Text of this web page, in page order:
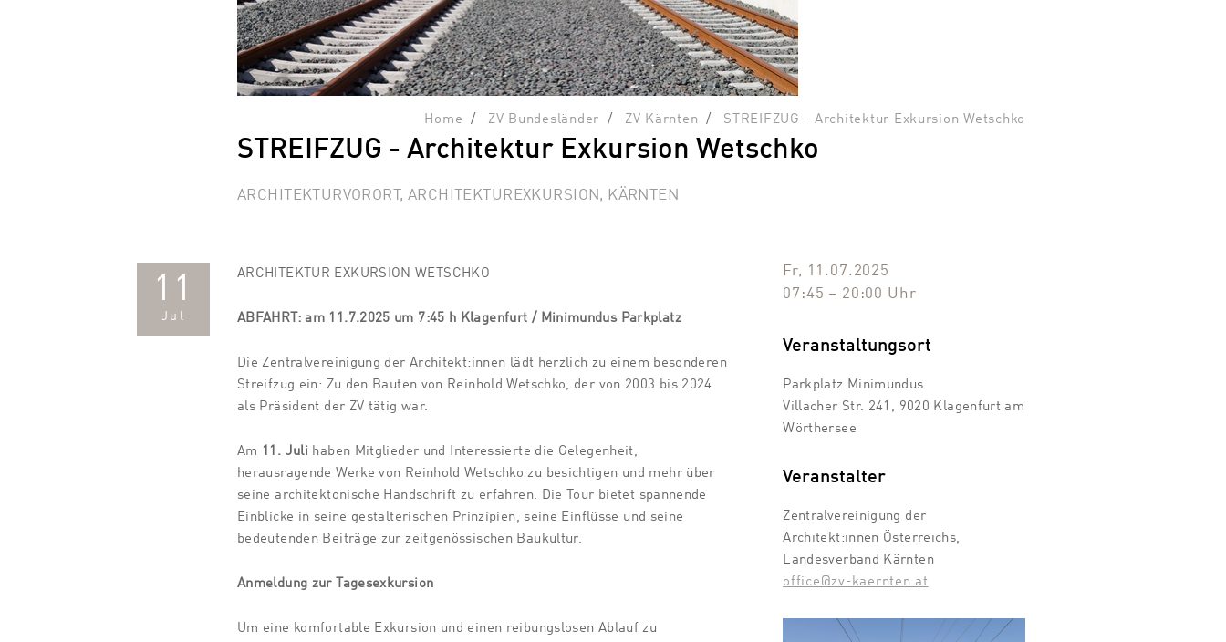
Home ZV Bundesländer ZV Kärnten STREIFZUG - Architektur Exkursion Wetschko
STREIFZUG - Architektur Exkursion Wetschko
ARCHITEKTURVORORT, ARCHITEKTUREXKURSION, KÄRNTEN
11
Jul
Fr, 11.07.2025
07:45 – 20:00 Uhr
Veranstaltungsort
Parkplatz Minimundus
Villacher Str. 241, 9020 Klagenfurt am
Wörthersee
Veranstalter
Zentralvereinigung der
Architekt:innen Österreichs,
Landesverband Kärnten
office@zv-kaernten.at
ARCHITEKTUR EXKURSION WETSCHKO
ABFAHRT: am 11.7.2025 um 7:45 h Klagenfurt / Minimundus Parkplatz
Die Zentralvereinigung der Architekt:innen lädt herzlich zu einem besonderen
Streifzug ein: Zu den Bauten von Reinhold Wetschko, der von 2003 bis 2024
als Präsident der ZV tätig war.
Am 11. Juli haben Mitglieder und Interessierte die Gelegenheit,
herausragende Werke von Reinhold Wetschko zu besichtigen und mehr über
seine architektonische Handschrift zu erfahren. Die Tour bietet spannende
Einblicke in seine gestalterischen Prinzipien, seine Einflüsse und seine
bedeutenden Beiträge zur zeitgenössischen Baukultur.
Anmeldung zur Tagesexkursion
Um eine komfortable Exkursion und einen reibungslosen Ablauf zu